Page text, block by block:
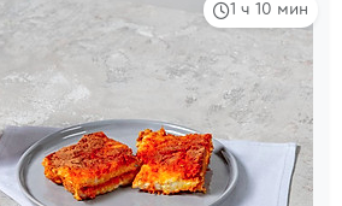
1 ч 10 мин